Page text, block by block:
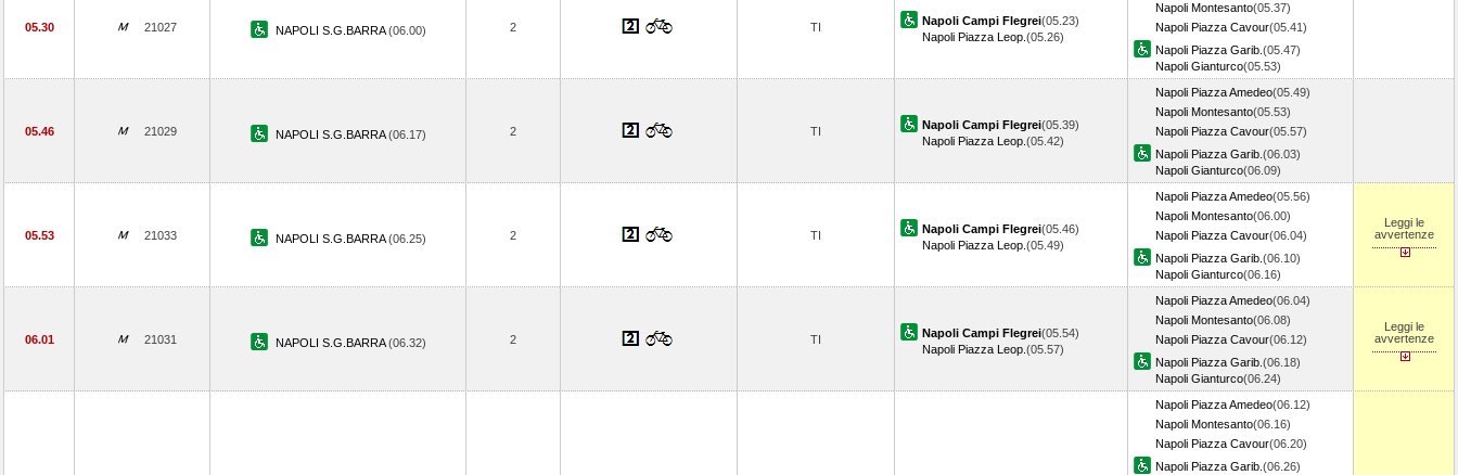
05.30 21027 NAPOLI S.G.BARRA(06.00) 2 TI Napoli Campi Flegrei(05.23)
Napoli Piazza Leop. (05.26)
Napoli Montesanto(05.37)
Napoli Piazza Cavour(05.41)
Napoli Piazza Garib. (05.47)
Napoli Gianturco(05.53)
05.46 21029 NAPOLI S.G.BARRA(06.17) 2 TI Napoli Campi Flegrei(05.39)
Napoli Piazza Leop. (05.42)
Napoli Piazza Amedeo(05.49)
Napoli Montesanto(05.53)
Napoli Piazza Cavour(05.57)
Napoli Piazza Garib. (06.03)
Napoli Gianturco(06.09)
05.53 21033 NAPOLI S.G.BARRA(06.25) 2 TI Napoli Campi Flegrei(05.46)
Napoli Piazza Leop. (05.49)
Napoli Piazza Amedeo(05.56)
Napoli Montesanto(06.00)
Napoli Piazza Cavour(06.04)
Napoli Piazza Garib. (06.10)
Napoli Gianturco(06.16)
Leggi le
avvertenze
06.01 21031 NAPOLI S.G.BARRA(06.32) 2 TI Napoli Campi Flegrei(05.54)
Napoli Piazza Leop. (05.57)
Napoli Piazza Amedeo(06.04)
Napoli Montesanto(06.08)
Napoli Piazza Cavour(06.12)
Napoli Piazza Garib. (06.18)
Napoli Gianturco(06.24)
Leggi le
avvertenze
Napoli Piazza Amedeo(06.12)
Napoli Montesanto(06.16)
Napoli Piazza Cavour(06.20)
Napoli Piazza Garib. (06.26)